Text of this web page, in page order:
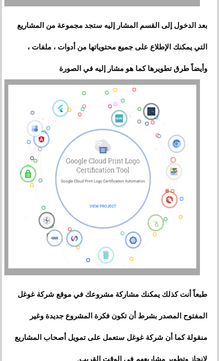
بعد الدخول إلى القسم المشار إليه ستجد مجموعة من المشاريع
التي يمكنك الإطلاع على جميع محتوياتها من أدوات ، ملفات،
وأيضاً طرق تطويرها كما هو مشار إليه في الصورة
طبعاً أنت كذلك يمكنك مشاركة مشروعك في موقع شركة غوغل
المفتوح المصدر بشرط أن تكون فكرة المشروع جديدة وغير
منقولة كما أن شركة غوغل ستعمل على تمويل أصحاب المشاريع
لإنجاز وتطوير مشاريعهم في الوقت القريب.